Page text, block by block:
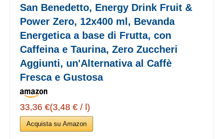
San Benedetto, Energy Drink Fruit &
Power Zero, 12x400 ml, Bevanda
Energetica a base di Frutta, con
Caffeina e Taurina, Zero Zuccheri
Aggiunti, un'Alternativa al Caffè
Fresca e Gustosa
33,36 €(3,48 € / l)
Acquista su Amazon